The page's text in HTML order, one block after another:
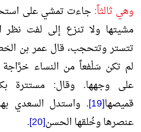
وهي ثالثاً:جاءت تمشي على
مشيتها ولا تنزع إلى لفت نظر
تتستر وتتحجب، قال عمر بن
لم تكن سَلْفعاً من النساء خرَّاجة
على وجهها. وقال: مستترة
قميصها[19]
. واستدل السعدي
عنصرها وخُلقها الحسن[20]
.